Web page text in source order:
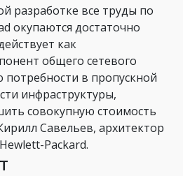
разработке все труды по
окупаются достаточно
как
общего сетевого
в пропускной
инфраструктуры,
совокупную стоимость
Савельев, архитектор
Packard.